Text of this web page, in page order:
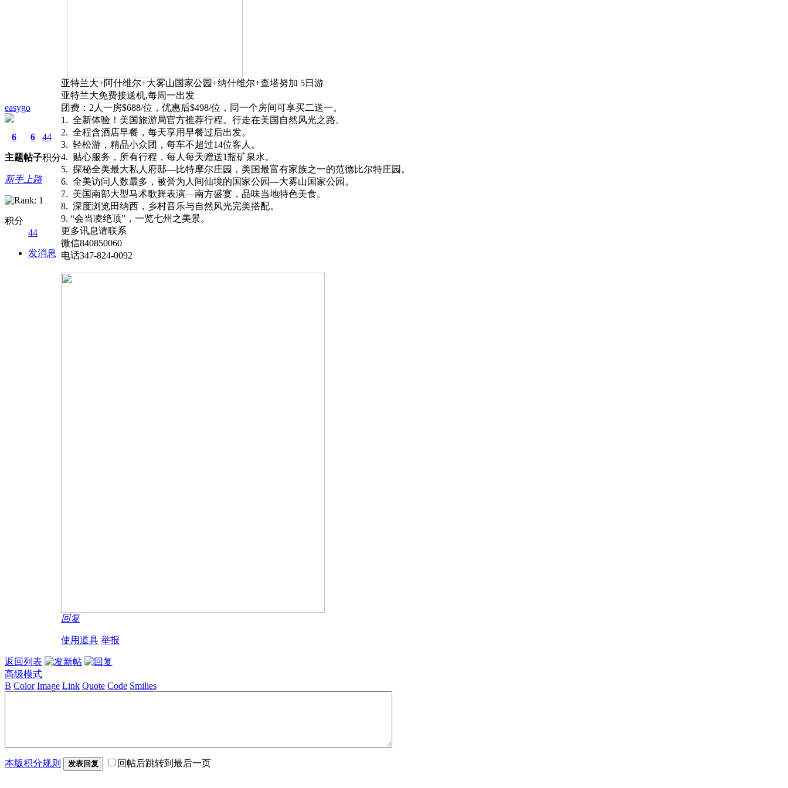
easygo
6
主题
6
帖子
44
积分
新手上路
积分
44
发消息
亚特兰大+阿什维尔+大雾山国家公园+纳什维尔+查塔努加 5日游
亚特兰大免费接送机,每周一出发
团费：2人一房$688/位，优惠后$498/位，同一个房间可享买二送一。
1. 全新体验！美国旅游局官方推荐行程。行走在美国自然风光之路。
2. 全程含酒店早餐，每天享用早餐过后出发。
3. 轻松游，精品小众团，每车不超过14位客人。
4. 贴心服务，所有行程，每人每天赠送1瓶矿泉水。
5. 探秘全美最大私人府邸—比特摩尔庄园，美国最富有家族之一的范德比尔特庄园。
6. 全美访问人数最多，被誉为人间仙境的国家公园—大雾山国家公园。
7. 美国南部大型马术歌舞表演—南方盛宴，品味当地特色美食。
8. 深度浏览田纳西，乡村音乐与自然风光完美搭配。
9. “会当凌绝顶”，一览七州之美景。
更多讯息请联系
微信840850060
电话347-824-0092
回复
使用道具 举报
返回列表
高级模式
B Color Image Link Quote Code Smilies
本版积分规则 发表回复 回帖后跳转到最后一页